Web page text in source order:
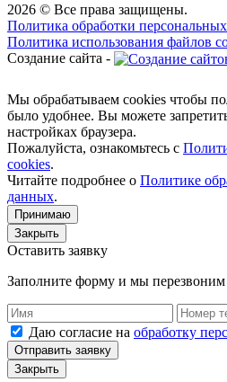
2026 © Все права защищены.
Политика обработки
Политика использования файлов
Создание сайта -
Мы обрабатываем cookies чтобы
было удобнее. Вы можете
настройках браузера.
Пожалуйста, ознакомьтесь с
cookies.
Читайте подробнее о Политике
данных.
Принимаю
Закрыть
Оставить заявку
Заполните форму и мы
Даю согласие на обработку
Отправить заявку
Закрыть